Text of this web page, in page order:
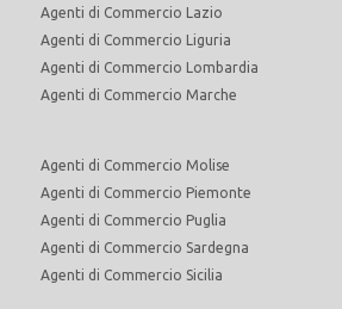
Agenti di Commercio Lazio
Agenti di Commercio Liguria
Agenti di Commercio Lombardia
Agenti di Commercio Marche
Agenti di Commercio Molise
Agenti di Commercio Piemonte
Agenti di Commercio Puglia
Agenti di Commercio Sardegna
Agenti di Commercio Sicilia